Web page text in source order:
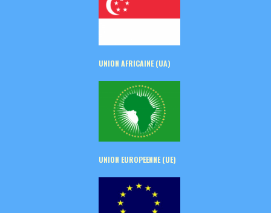
UNION AFRICAINE (UA)
UNION EUROPEENNE (UE)